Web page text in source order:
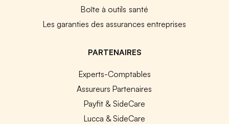
Boîte à outils santé
Les garanties des assurances entreprises
PARTENAIRES
Experts-Comptables
Assureurs Partenaires
Payfit & SideCare
Lucca & SideCare